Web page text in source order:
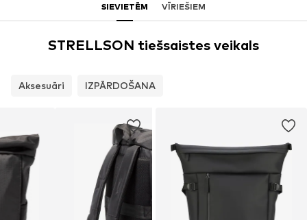
SIEVIETĒM VĪRIEŠIEM
STRELLSON tiešsaistes veikals
Aksesuāri IZPĀRDOŠANA